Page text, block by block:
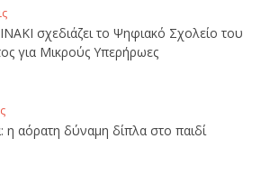
σχεδιάζει το Ψηφιακό Σχολείο του
για Μικρούς Υπερήρωες
η αόρατη δύναμη δίπλα στο παιδί